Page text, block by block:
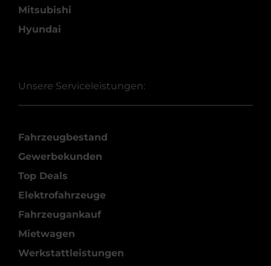
Mitsubishi
Hyundai
Unsere Serviceleistungen:
Fahrzeugbestand
Gewerbekunden
Top Deals
Elektrofahrzeuge
Fahrzeugankauf
Mietwagen
Werkstattleistungen